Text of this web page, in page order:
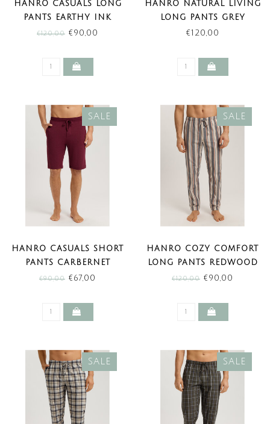
HANRO CASUALS LONG
PANTS EARTHY INK
MELANGE (SALE)
€120,00 €90,00
HANRO NATURAL LIVING
LONG PANTS GREY
MELANGE (NEW BASICS)
€120,00
SALE
HANRO CASUALS SHORT
PANTS CARBERNET
MELANGE (SALE)
€90,00 €67,00
SALE
HANRO COZY COMFORT
LONG PANTS REDWOOD
STRIPE (SALE)
€120,00 €90,00
SALE SALE